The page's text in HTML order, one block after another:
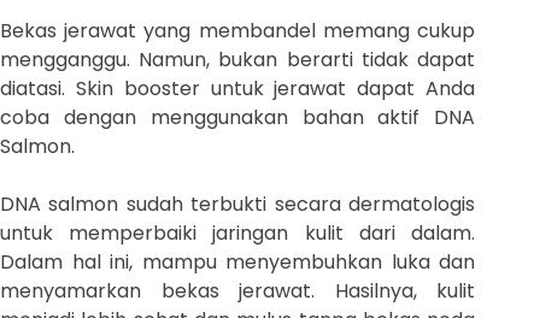
Bekas jerawat yang membandel memang cukup
mengganggu. Namun, bukan berarti tidak dapat
diatasi. Skin booster untuk jerawat dapat Anda
coba dengan menggunakan bahan aktif DNA
Salmon.
DNA salmon sudah terbukti secara dermatologis
untuk memperbaiki jaringan kulit dari dalam.
Dalam hal ini, mampu menyembuhkan luka dan
menyamarkan bekas jerawat. Hasilnya, kulit